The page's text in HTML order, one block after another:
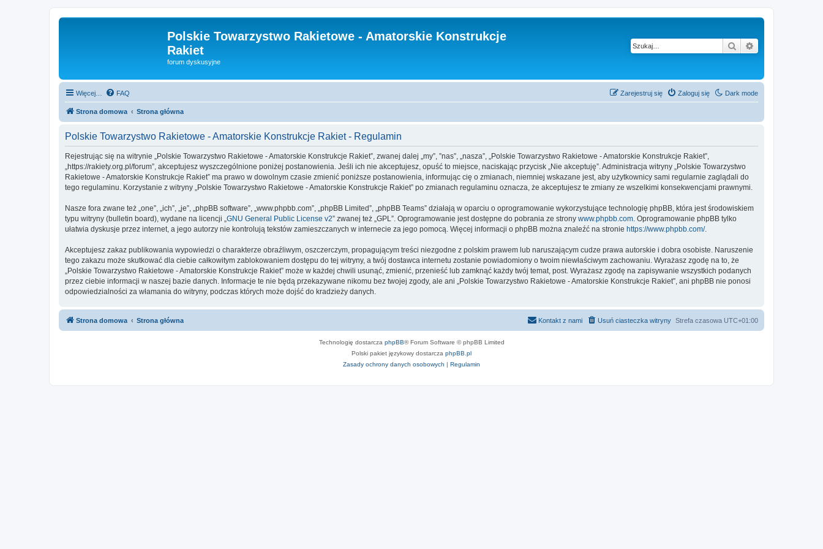
Polskie Towarzystwo Rakietowe - Amatorskie Konstrukcje
Rakiet
forum dyskusyjne
Szukaj
Więcej… Dark mode
FAQ Zaloguj się
Zarejestruj się
Strona domowa Strona główna
Polskie Towarzystwo Rakietowe - Amatorskie Konstrukcje Rakiet - Regulamin
Rejestrując się na witrynie „Polskie Towarzystwo Rakietowe - Amatorskie Konstrukcje Rakiet”, zwanej dalej „my”, ”nas”, „nasza”, „Polskie Towarzystwo Rakietowe - Amatorskie Konstrukcje Rakiet”,
„https://rakiety.org.pl/forum”, akceptujesz wyszczególnione poniżej postanowienia. Jeśli ich nie akceptujesz, opuść to miejsce, naciskając przycisk „Nie akceptuję”. Administracja witryny „Polskie Towarzystwo
Rakietowe - Amatorskie Konstrukcje Rakiet” ma prawo w dowolnym czasie zmienić poniższe postanowienia, informując cię o zmianach, niemniej wskazane jest, aby użytkownicy sami regularnie zaglądali do
tego regulaminu. Korzystanie z witryny „Polskie Towarzystwo Rakietowe - Amatorskie Konstrukcje Rakiet” po zmianach regulaminu oznacza, że akceptujesz te zmiany ze wszelkimi konsekwencjami prawnymi.
Nasze fora zwane też „one”, „ich”, „je”, „phpBB software”, „www.phpbb.com”, „phpBB Limited”, „phpBB Teams” działają w oparciu o oprogramowanie wykorzystujące technologię phpBB, która jest środowiskiem
typu witryny (bulletin board), wydane na licencji „ GNU General Public License v2” zwanej też „GPL”. Oprogramowanie jest dostępne do pobrania ze strony www.phpbb.com . Oprogramowanie phpBB tylko
ułatwia dyskusje przez internet, a jego autorzy nie kontrolują tekstów zamieszczanych w internecie za jego pomocą. Więcej informacji o phpBB można znaleźć na stronie https://www.phpbb.com/.
Akceptujesz zakaz publikowania wypowiedzi o charakterze obraźliwym, oszczerczym, propagującym treści niezgodne z polskim prawem lub naruszającym cudze prawa autorskie i dobra osobiste. Naruszenie
tego zakazu może skutkować dla ciebie całkowitym zablokowaniem dostępu do tej witryny, a twój dostawca internetu zostanie powiadomiony o twoim niewłaściwym zachowaniu. Wyrażasz zgodę na to, że
„Polskie Towarzystwo Rakietowe - Amatorskie Konstrukcje Rakiet” może w każdej chwili usunąć, zmienić, przenieść lub zamknąć każdy twój temat, post. Wyrażasz zgodę na zapisywanie wszystkich podanych
przez ciebie informacji w naszej bazie danych. Informacje te nie będą przekazywane nikomu bez twojej zgody, ale ani „Polskie Towarzystwo Rakietowe - Amatorskie Konstrukcje Rakiet”, ani phpBB nie ponosi
odpowiedzialności za włamania do witryny, podczas których może dojść do kradzieży danych.
Strona domowa Strona główna Strefa czasowa UTC+01:00
Usuń ciasteczka witryny
Kontakt z nami
Technologię dostarcza phpBB® Forum Software © phpBB Limited
Polski pakiet językowy dostarcza phpBB.pl
Zasady ochrony danych osobowych | Regulamin